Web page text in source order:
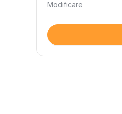
Modificare